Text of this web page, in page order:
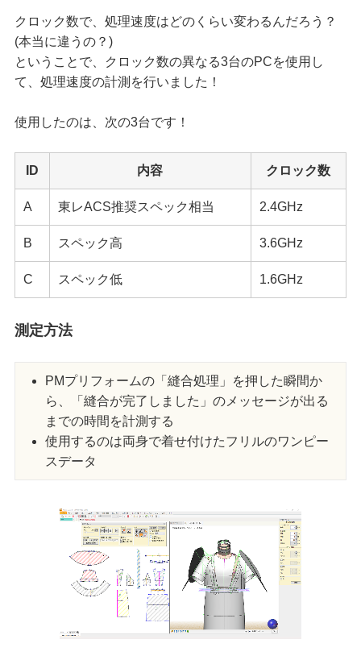
クロック数で、処理速度はどのくらい変わるんだろう？
(本当に違うの？)
ということで、クロック数の異なる3台のPCを使用し
て、処理速度の計測を行いました！
使用したのは、次の3台です！
ID 内容 クロック数
A 東レACS推奨スペック相当 2.4GHz
B スペック高 3.6GHz
C スペック低 1.6GHz
測定方法
PMプリフォームの「縫合処理」を押した瞬間か
ら、「縫合が完了しました」のメッセージが出る
までの時間を計測する
使用するのは両身で着せ付けたフリルのワンピー
スデータ